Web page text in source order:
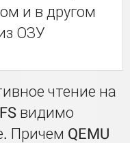
и в другом
ОЗУ
чтение на
видимо
Причем QEMU